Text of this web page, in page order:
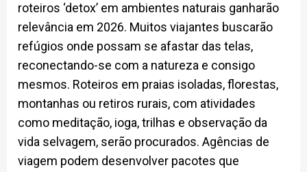
roteiros ‘detox’ em ambientes naturais ganharão
relevância em 2026. Muitos viajantes buscarão
refúgios onde possam se afastar das telas,
reconectando-se com a natureza e consigo
mesmos. Roteiros em praias isoladas, florestas,
montanhas ou retiros rurais, com atividades
como meditação, ioga, trilhas e observação da
vida selvagem, serão procurados. Agências de
viagem podem desenvolver pacotes que